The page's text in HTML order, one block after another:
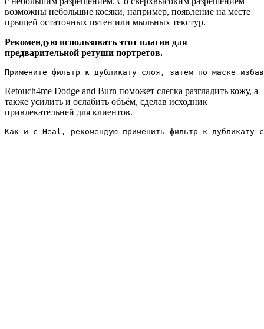
возможны небольшие косяки, например, появление на месте
прыщей остаточных пятен или мыльных текстур.
Рекомендую использовать этот плагин для
предварительной ретуши портретов.
Примените фильтр к дубликату слоя, затем по маске
Retouch4me Dodge and Burn поможет слегка разгладить кожу, а
также усилить и ослабить объём, сделав исходник
привлекательней для клиентов.
Как и с Heal, рекомендую применить фильтр к дубликату